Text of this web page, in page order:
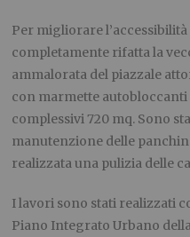
Per migliorare l’accessibilità
completamente rifatta la
ammalorata del piazzale
con marmette
complessivi 720 mq. Sono
manutenzione delle
realizzata una pulizia delle
I lavori sono stati realizzati
Piano Integrato Urbano